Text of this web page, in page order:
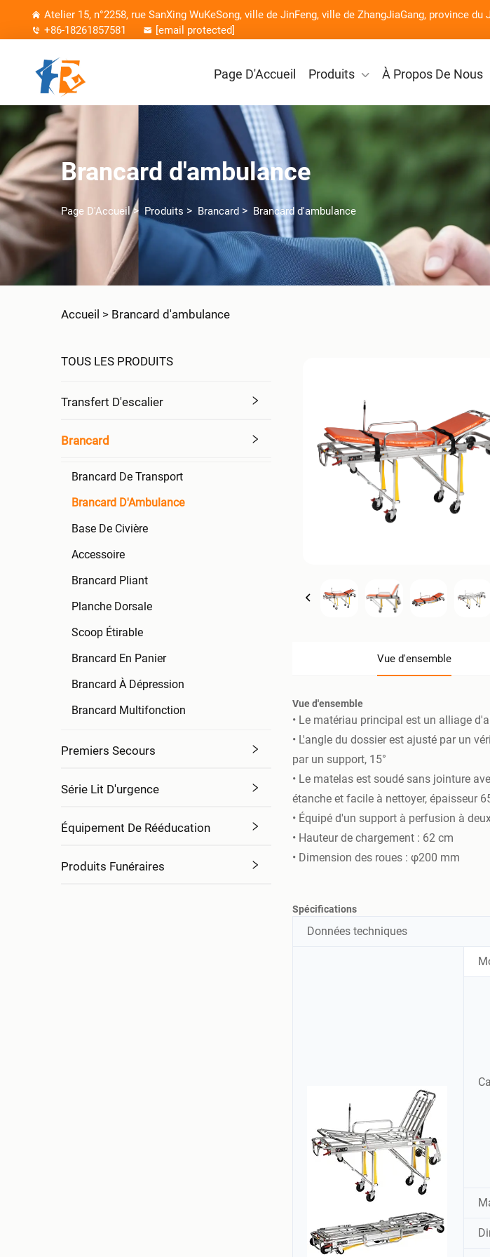
Atelier 15, n°2258, rue SanXing WuKeSong, ville de JinFeng, ville de ZhangJiaGang, province du
+86-18261857581
[email protected]
Page D'Accueil Produits À Propos De Nous
Brancard d'ambulance
Page D'Accueil> Produits > Brancard > Brancard d'ambulance
Accueil > Brancard d'ambulance
TOUS LES PRODUITS
Transfert D'escalier
Brancard
Brancard De Transport
Brancard D'Ambulance
Base De Civière
Accessoire
Brancard Pliant
Planche Dorsale
Scoop Étirable
Brancard En Panier
Brancard À Dépression
Brancard Multifonction
Premiers Secours
Série Lit D'urgence
Équipement De Rééducation
Produits Funéraires
Vue d'ensemble
Vue d'ensemble
• Le matériau principal est un alliage
• L'angle du dossier est ajusté par un
par un support, 15°
• Le matelas est soudé sans jointure
étanche et facile à nettoyer, épaisseur
• Équipé d'un support à perfusion à
• Hauteur de chargement : 62 cm
• Dimension des roues : φ200 mm
Spécifications
Données techniques